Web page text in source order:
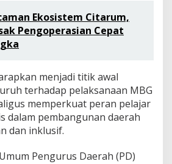
Ekosistem Citarum,
Pengoperasian Cepat
menjadi titik awal
terhadap pelaksanaan MBG
memperkuat peran pelajar
dalam pembangunan daerah
dan inklusif.
Pengurus Daerah (PD)